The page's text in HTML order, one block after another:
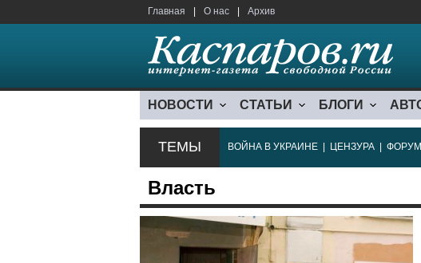
Главная О нас Архив
НОВОСТИ СТАТЬИ БЛОГИ
ТЕМЫ ВОЙНА В УКРАИНЕ ЦЕНЗУРА
Власть